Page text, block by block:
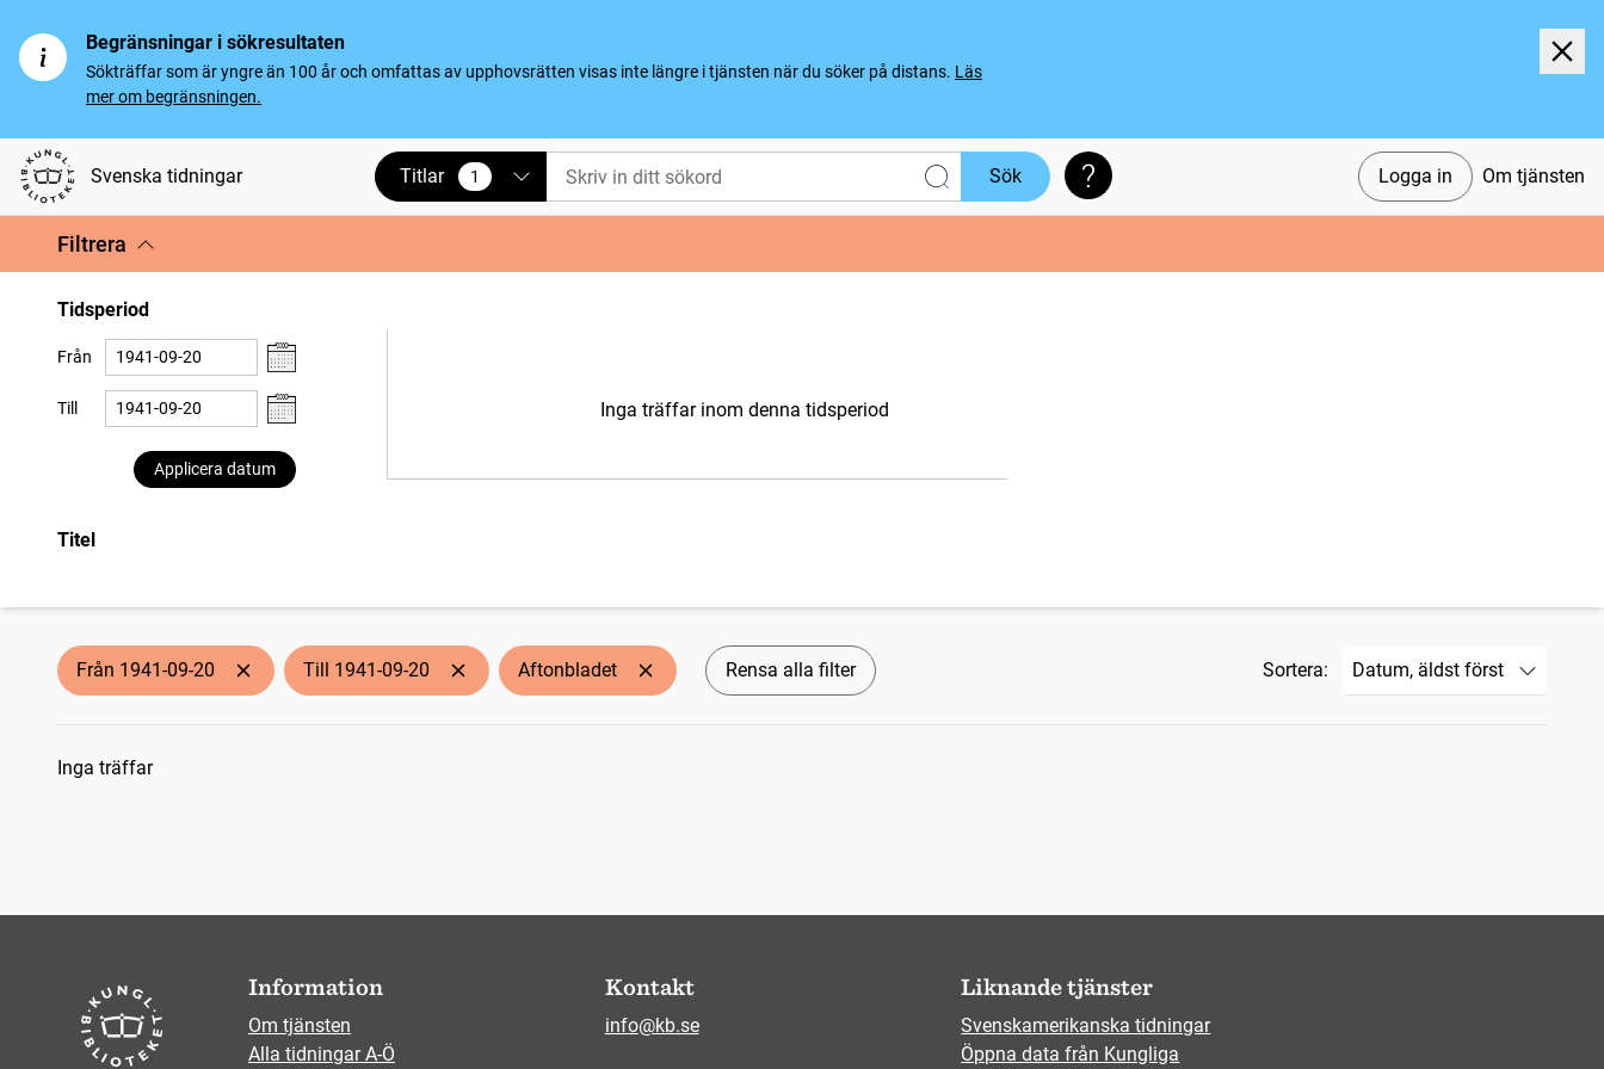
Begränsningar i sökresultaten
Sökträffar som är yngre än 100 år och omfattas av upphovsrätten visas inte längre i tjänsten när du söker på distans. Läs
mer om begränsningen.
Svenska tidningar Logga in Om tjänsten
Titlar 1
vald Sök Söktips
Filtrera
Tidsperiod
Från
Till
Applicera datum
Inga träffar inom denna tidsperiod
Titel
Från 1941-09-20 Till 1941-09-20 Aftonbladet Rensa alla filter Sortera:
Sökresultat
Inga träffar
Information
Om tjänsten
Alla tidningar A-Ö
Kontakt
info@kb.se
Liknande tjänster
Svenskamerikanska tidningar
Öppna data från Kungliga